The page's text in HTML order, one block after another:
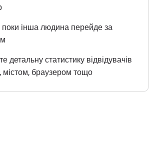
поки інша людина перейде за
детальну статистику відвідувачів
містом, браузером тощо